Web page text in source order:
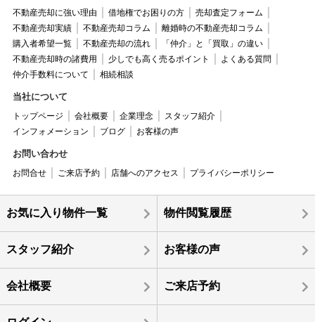
不動産売却に強い理由 借地権でお困りの方
売却査定フォーム
不動産売却実績
不動産売却コラム
離婚時の不動産売却コラム
購入者希望一覧
不動産売却の流れ
「仲介」と「買取」の違い
不動産売却時の諸費用
少しでも高く売るポイント
よくある質問
仲介手数料について
相続相談
当社について
トップページ 会社概要 企業理念
スタッフ紹介
インフォメーション
ブログ お客様の声
お問い合わせ
お問合せ ご来店予約 店舗へのアクセス プライバシーポリシー
お気に入り物件一覧 物件閲覧履歴
スタッフ紹介 お客様の声
会社概要 ご来店予約